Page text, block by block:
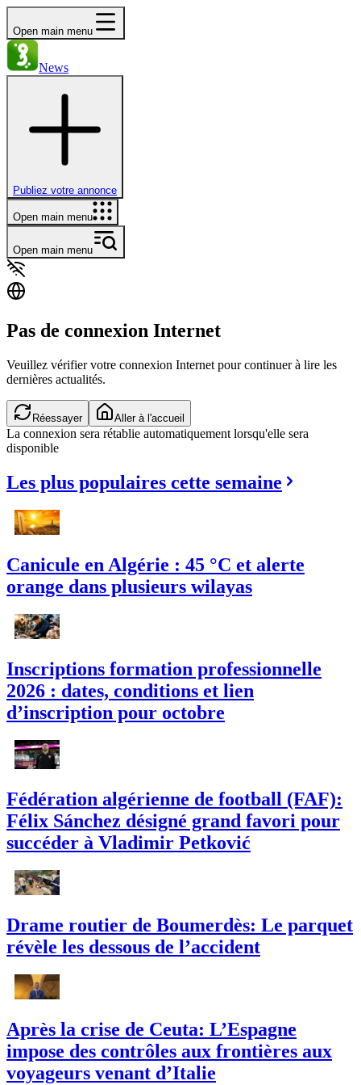
Open main menu
News
Publiez votre annonce
Open main menu
Open main menu
Pas de connexion Internet
Veuillez vérifier votre connexion Internet pour continuer à lire les
dernières actualités.
Réessayer Aller à l'accueil
La connexion sera rétablie automatiquement lorsqu'elle sera
disponible
Les plus populaires cette semaine
Canicule en Algérie : 45 °C et alerte
orange dans plusieurs wilayas
Inscriptions formation professionnelle
2026 : dates, conditions et lien
d’inscription pour octobre
Fédération algérienne de football (FAF):
Félix Sánchez désigné grand favori pour
succéder à Vladimir Petković
Drame routier de Boumerdès: Le parquet
révèle les dessous de l’accident
Après la crise de Ceuta: L’Espagne
impose des contrôles aux frontières aux
voyageurs venant d’Italie